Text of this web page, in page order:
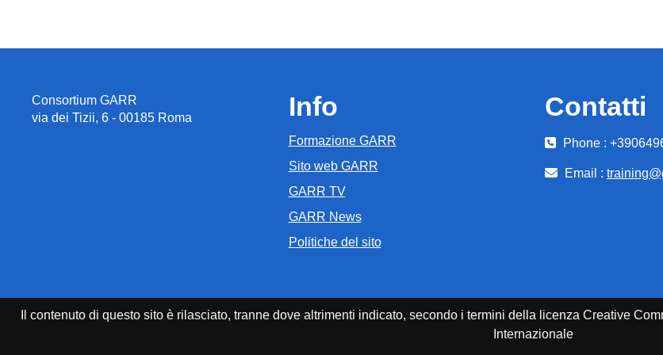
Consortium GARR
via dei Tizii, 6 - 00185 Roma
Info
Formazione GARR
Sito web GARR
GARR TV
GARR News
Politiche del sito
Contatti
Phone :
Email :
Il contenuto di questo sito è rilasciato, tranne dove altrimenti indicato, secondo i termini della licenza Creative
Internazionale